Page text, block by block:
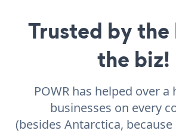
Trusted by the
the biz!
POWR has helped over
businesses on every
(besides Antarctica,